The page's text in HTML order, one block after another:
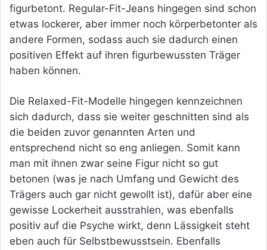
figurbetont. Regular-Fit-Jeans hingegen sind schon
etwas lockerer, aber immer noch körperbetonter als
andere Formen, sodass auch sie dadurch einen
positiven Effekt auf ihren figurbewussten Träger
haben können.
Die Relaxed-Fit-Modelle hingegen kennzeichnen
sich dadurch, dass sie weiter geschnitten sind als
die beiden zuvor genannten Arten und
entsprechend nicht so eng anliegen. Somit kann
man mit ihnen zwar seine Figur nicht so gut
betonen (was je nach Umfang und Gewicht des
Trägers auch gar nicht gewollt ist), dafür aber eine
gewisse Lockerheit ausstrahlen, was ebenfalls
positiv auf die Psyche wirkt, denn Lässigkeit steht
eben auch für Selbstbewusstsein. Ebenfalls